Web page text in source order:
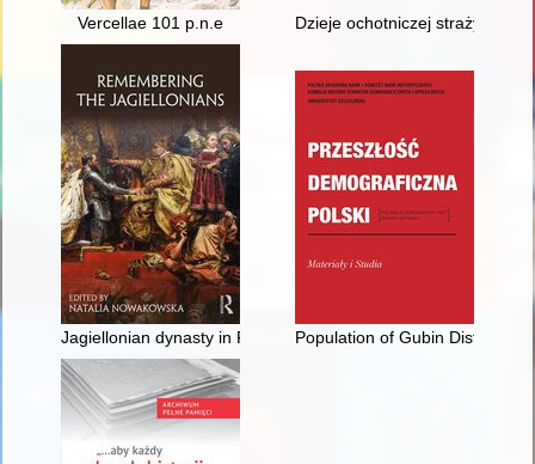
Vercellae 101 p.n.e Dzieje ochotniczej straży
Jagiellonian dynasty in Russian historiography and memories
Population of Gubin District in